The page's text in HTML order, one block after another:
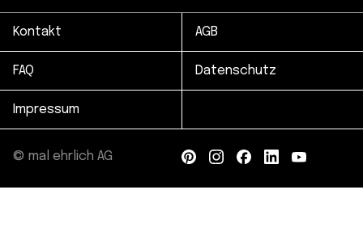
Kontakt AGB
FAQ Datenschutz
Impressum
© mal ehrlich AG